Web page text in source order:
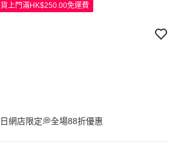
上門滿HK$250.00免運費
網店限定💭全場88折優惠